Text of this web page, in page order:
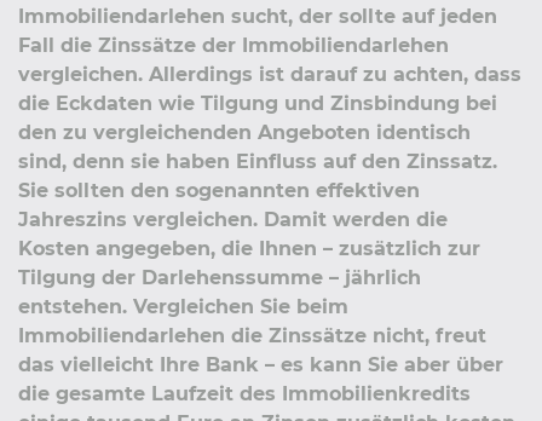
Immobiliendarlehen sucht, der sollte auf jeden
Fall die Zinssätze der Immobiliendarlehen
vergleichen. Allerdings ist darauf zu achten, dass
die Eckdaten wie Tilgung und Zinsbindung bei
den zu vergleichenden Angeboten identisch
sind, denn sie haben Einfluss auf den Zinssatz.
Sie sollten den sogenannten effektiven
Jahreszins vergleichen. Damit werden die
Kosten angegeben, die Ihnen – zusätzlich zur
Tilgung der Darlehenssumme – jährlich
entstehen. Vergleichen Sie beim
Immobiliendarlehen die Zinssätze nicht, freut
das vielleicht Ihre Bank – es kann Sie aber über
die gesamte Laufzeit des Immobilienkredits